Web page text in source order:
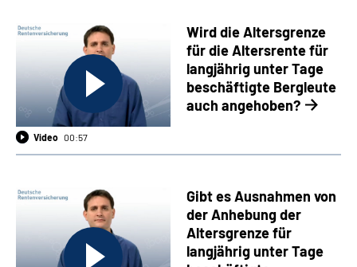
Wird die Altersgrenze
für die Altersrente für
langjährig unter Tage
beschäftigte Bergleute
auch angehoben?
Video 00:57
Gibt es Ausnahmen von
der Anhebung der
Altersgrenze für
langjährig unter Tage